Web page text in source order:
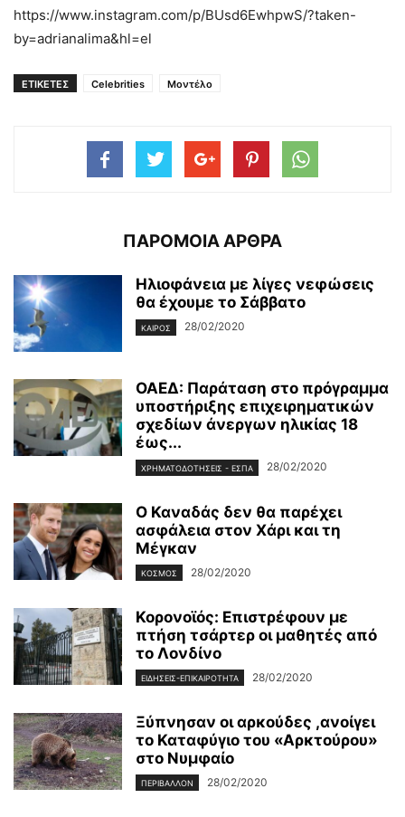
https://www.instagram.com/p/BUsd6EwhpwS/?taken-
by=adrianalima&hl=el
ΕΤΙΚΕΤΕΣ Celebrities Μοντέλο
ΠΑΡΟΜΟΙΑ ΑΡΘΡΑ
Ηλιοφάνεια με λίγες νεφώσεις
θα έχουμε το Σάββατο
ΚΑΙΡΌΣ 28/02/2020
ΟΑΕΔ: Παράταση στο πρόγραμμα
υποστήριξης επιχειρηματικών
σχεδίων άνεργων ηλικίας 18
έως...
ΧΡΗΜΑΤΟΔΟΤΉΣΕΙΣ - ΕΣΠΑ 28/02/2020
Ο Καναδάς δεν θα παρέχει
ασφάλεια στον Χάρι και τη
Μέγκαν
ΚΌΣΜΟΣ 28/02/2020
Κορονοϊός: Επιστρέφουν με
πτήση τσάρτερ οι μαθητές από
το Λονδίνο
ΕΙΔΉΣΕΙΣ-ΕΠΙΚΑΙΡΌΤΗΤΑ 28/02/2020
Ξύπνησαν οι αρκούδες ,ανοίγει
το Καταφύγιο του «Αρκτούρου»
στο Νυμφαίο
ΠΕΡΙΒΆΛΛΟΝ 28/02/2020